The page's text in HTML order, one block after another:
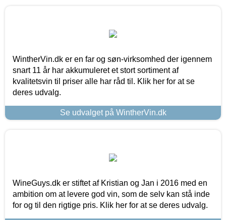
WintherVin.dk er en far og søn-virksomhed der igennem
snart 11 år har akkumuleret et stort sortiment af
kvalitetsvin til priser alle har råd til. Klik her for at se
deres udvalg.
Se udvalget på WintherVin.dk
WineGuys.dk er stiftet af Kristian og Jan i 2016 med en
ambition om at levere god vin, som de selv kan stå inde
for og til den rigtige pris. Klik her for at se deres udvalg.